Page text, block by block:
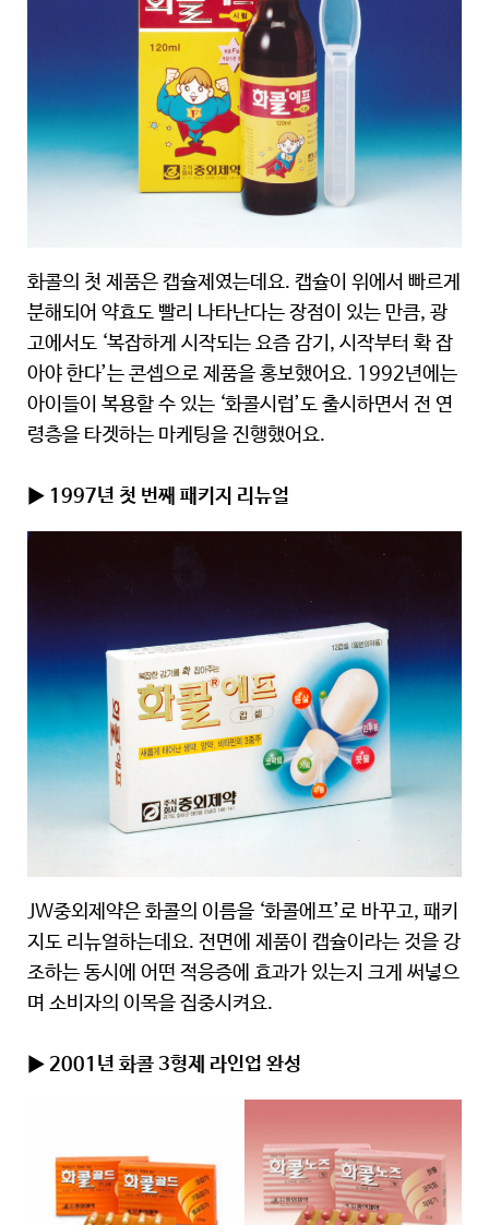
화콜의 첫 제품은 캡슐제였는데요. 캡슐이 위에서 빠르게
분해되어 약효도 빨리 나타난다는 장점이 있는 만큼, 광
고에서도 ‘복잡하게 시작되는 요즘 감기, 시작부터 확 잡
아야 한다’는 콘셉으로 제품을 홍보했어요. 1992년에는
아이들이 복용할 수 있는 ‘화콜시럽’도 출시하면서 전 연
령층을 타겟하는 마케팅을 진행했어요.
▶ 1997년 첫 번째 패키지 리뉴얼
JW중외제약은 화콜의 이름을 ‘화콜에프’로 바꾸고, 패키
지도 리뉴얼하는데요. 전면에 제품이 캡슐이라는 것을 강
조하는 동시에 어떤 적응증에 효과가 있는지 크게 써넣으
며 소비자의 이목을 집중시켜요.
▶ 2001년 화콜 3형제 라인업 완성